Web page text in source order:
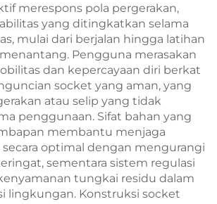
merespons pola pergerakan,
yang ditingkatkan selama
mulai dari berjalan hingga latihan
Pengguna merasakan
dan kepercayaan diri berkat
socket yang aman, yang
atau selip yang tidak
penggunaan. Sifat bahan yang
membantu menjaga
optimal dengan mengurangi
sementara sistem regulasi
tungkai residu dalam
lingkungan. Konstruksi socket